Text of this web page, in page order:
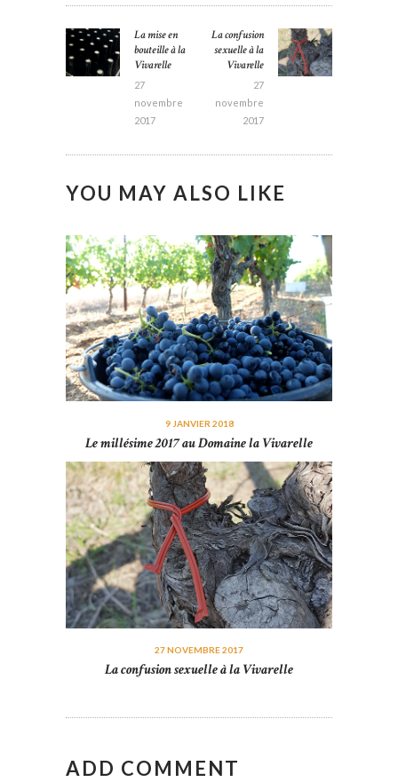
L’ARTICLE
Previous
post:
La mise en
bouteille à la
Vivarelle
27
novembre
2017
Next post:
La confusion
sexuelle à la
Vivarelle
27
novembre
2017
YOU MAY ALSO LIKE
9 JANVIER 2018
Le millésime 2017 au Domaine la Vivarelle
27 NOVEMBRE 2017
La confusion sexuelle à la Vivarelle
ADD COMMENT